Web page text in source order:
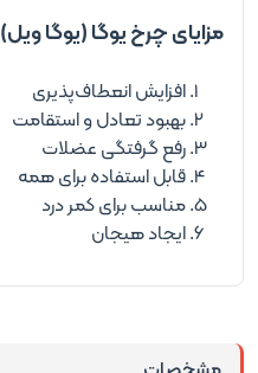
مزایای چرخ یوگا (یوگا ویل)
افزایش انعطاف‌پذیری
بهبود تعادل و استقامت
رفع گرفتگی عضلات
قابل استفاده برای همه
مناسب برای کمر درد
ایجاد هیجان